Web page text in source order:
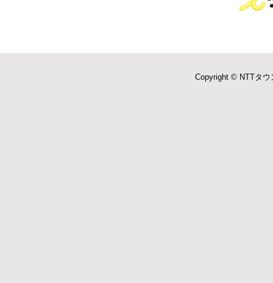
Copyright © NTTタウ